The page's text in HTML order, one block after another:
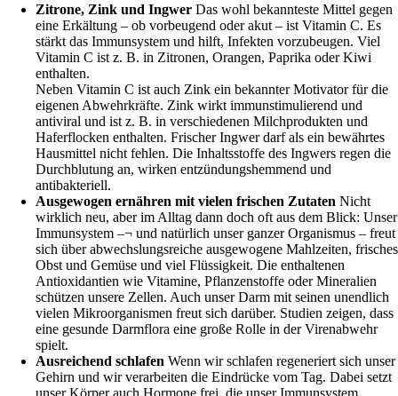
Zitrone, Zink und Ingwer Das wohl bekannteste Mittel gegen
eine Erkältung – ob vorbeugend oder akut – ist Vitamin C. Es
stärkt das Immunsystem und hilft, Infekten vorzubeugen. Viel
Vitamin C ist z. B. in Zitronen, Orangen, Paprika oder Kiwi
enthalten.
Neben Vitamin C ist auch Zink ein bekannter Motivator für die
eigenen Abwehrkräfte. Zink wirkt immunstimulierend und
antiviral und ist z. B. in verschiedenen Milchprodukten und
Haferflocken enthalten. Frischer Ingwer darf als ein bewährtes
Hausmittel nicht fehlen. Die Inhaltsstoffe des Ingwers regen die
Durchblutung an, wirken entzündungshemmend und
antibakteriell.
Ausgewogen ernähren mit vielen frischen Zutaten Nicht
wirklich neu, aber im Alltag dann doch oft aus dem Blick: Unser
Immunsystem –¬ und natürlich unser ganzer Organismus – freut
sich über abwechslungsreiche ausgewogene Mahlzeiten, frisches
Obst und Gemüse und viel Flüssigkeit. Die enthaltenen
Antioxidantien wie Vitamine, Pflanzenstoffe oder Mineralien
schützen unsere Zellen. Auch unser Darm mit seinen unendlich
vielen Mikroorganismen freut sich darüber. Studien zeigen, dass
eine gesunde Darmflora eine große Rolle in der Virenabwehr
spielt.
Ausreichend schlafen Wenn wir schlafen regeneriert sich unser
Gehirn und wir verarbeiten die Eindrücke vom Tag. Dabei setzt
unser Körper auch Hormone frei, die unser Immunsystem